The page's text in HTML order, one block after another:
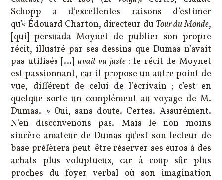
Schopp a d’excellentes raisons d’estimer
qu’« Édouard Charton, directeur du Tour du Monde,
[qui] persuada Moynet de publier son propre
récit, illustré par ses dessins que Dumas n’avait
pas utilisés […] avait vu juste :le récit de Moynet
est passionnant, car il propose un autre point de
vue, différent de celui de l’écrivain ; c’est en
quelque sorte un complément au voyage de M.
Dumas. » Oui, sans doute. Certes. Assurément.
N’en disconvenons pas. Mais le non moins
sincère amateur de Dumas qu’est son lecteur de
base préfèrera peut-être réserver ses euros à des
achats plus voluptueux, car à coup sûr plus
proches du foyer verbal où son imagination